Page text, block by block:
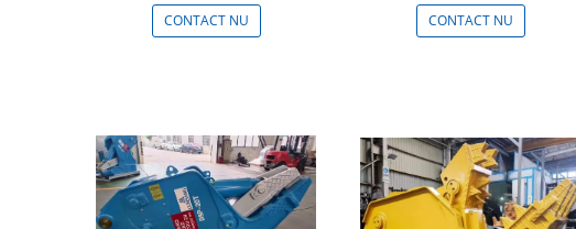
CONTACT NU CONTACT NU